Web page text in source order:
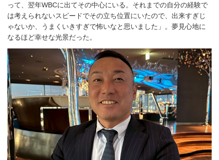
って、翌年WBCに出てその中心にいる。それまでの自分の経験で
は考えられないスピードでその立ち位置にいたので、出来すぎじ
ゃないか、うまくいきすぎで怖いなと思いました」。夢見心地に
なるほど幸せな光景だった。